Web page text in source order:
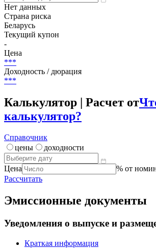
Нет данных
Страна риска
Беларусь
Текущий купон
-
Цена
***
Доходность / дюрация
***
Калькулятор | Расчет от
калькулятор?
Справочник
цены
доходности
Цена
% от
Рассчитать
Эмиссионные документы
Уведомления о выпуске и
Краткая информация